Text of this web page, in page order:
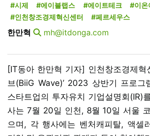
#시제
#에이블랩스 #에이트테크 #이온
#인천창조경제혁신센터
#페르세우스
한만혁 mh@itdonga.com
[IT동아 한만혁 기자] 인천창조경제혁
브(BiiG Wave)’ 2023 상반기 프로그
스타트업의 투자유치 기업설명회(IR)
사는 7월 20일 인천, 8월 10일 서울
으며, 각 행사에는 벤처캐피탈, 액셀